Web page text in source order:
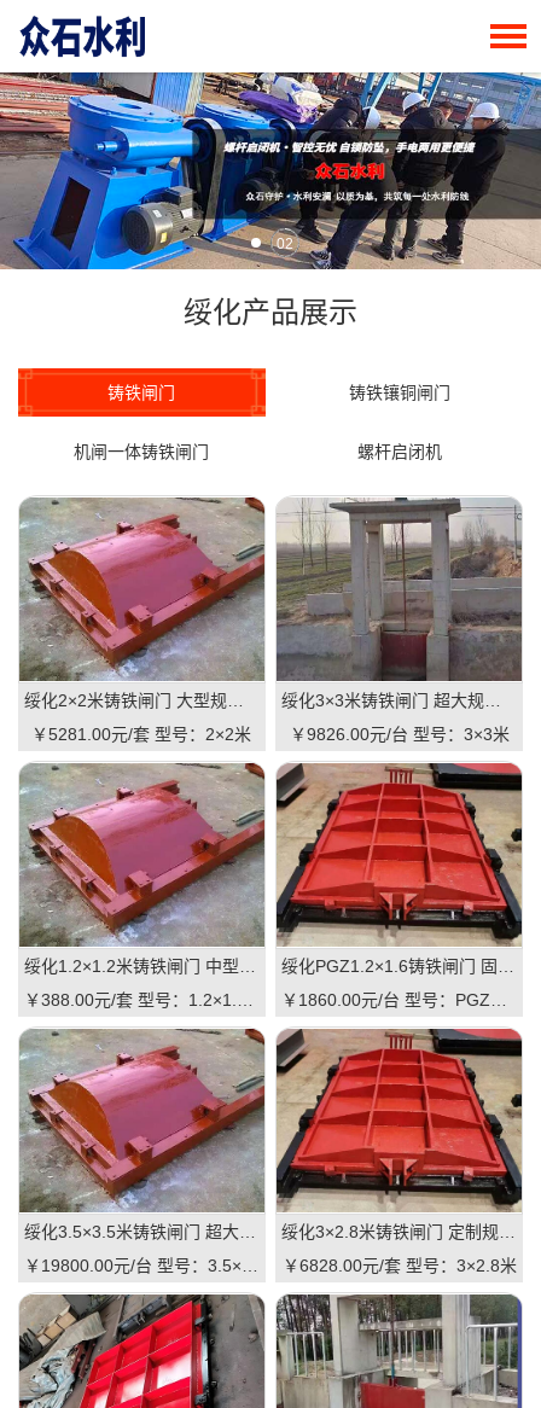
02
绥化产品展示
铸铁闸门 铸铁镶铜闸门
机闸一体铸铁闸门 螺杆启闭机
￥5281.00元/套 型号：2×2米
￥9826.00元/台 型号：3×3米
￥388.00元/套 型号：1.2×1.2米
￥1860.00元/台 型号：PGZ1.2×1.6m
￥19800.00元/台 型号：3.5×3.5米
￥6828.00元/套 型号：3×2.8米